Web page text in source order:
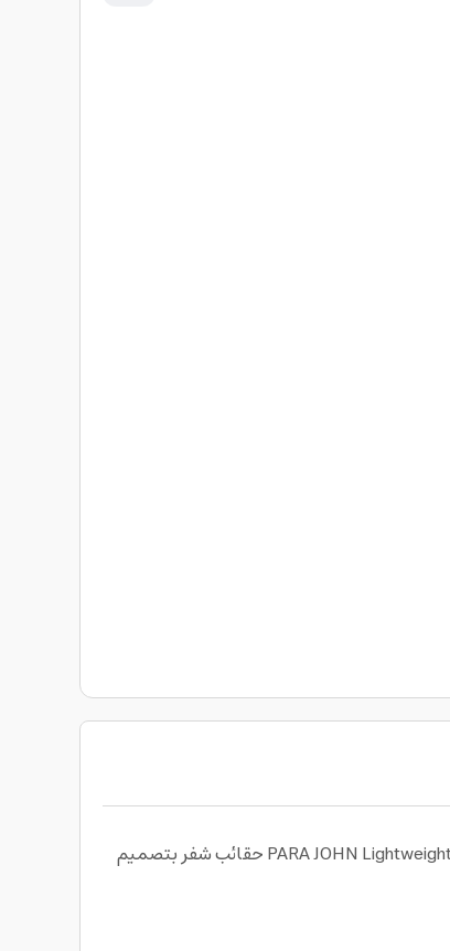
احصل على تجربة سفر اكثر راحة وبدون أي قيود مع طقم شنط للسفر بارا جوهن PARA JOHN Lightweight ABS Hard side Travel Luggage Trolley Bag Set حقائب شفر بتصميم